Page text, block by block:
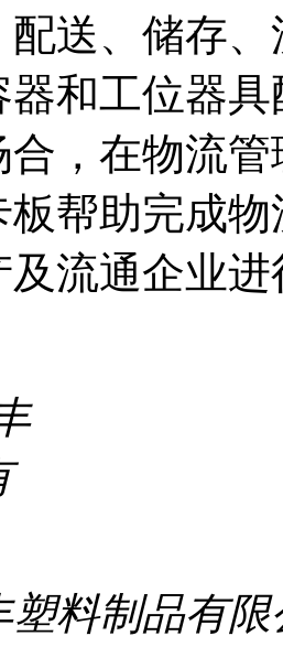
配送、储存
器和工位器
，在物流
板帮助完成
流通企业
塑料制品有